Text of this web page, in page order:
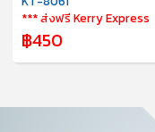
*** ส่งฟรี Kerry Express
฿450